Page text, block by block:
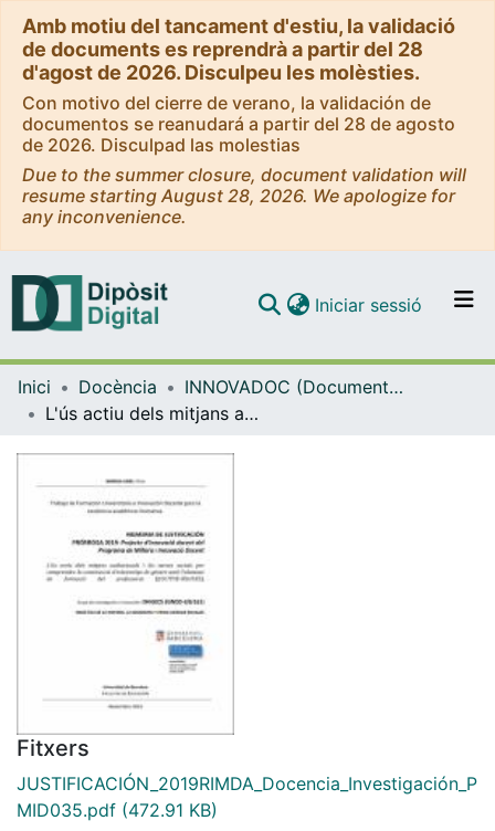
Amb motiu del tancament d'estiu, la validació
de documents es reprendrà a partir del 28
d'agost de 2026. Disculpeu les molèsties.
Con motivo del cierre de verano, la validación de
documentos se reanudará a partir del 28 de agosto
de 2026. Disculpad las molestias
Due to the summer closure, document validation will
resume starting August 28, 2026. We apologize for
any inconvenience.
Navega per tot el DD
Iniciar sessió (current)
Inici Docència
INNOVADOC (Documents d'Innovació Docent)
L'ús actiu dels mitjans audiovisuals i les xarxes socials per comprendre la construcció d'estereotips de gènere amb l'alumnat de formació del professorat. Memoria de Justificación Prórroga 2019: Projecte d’innovació docent del Programa de Millora i Innovació Docent
Fitxers
JUSTIFICACIÓN_2019RIMDA_Docencia_Investigación_P
MID035.pdf (472.91 KB)